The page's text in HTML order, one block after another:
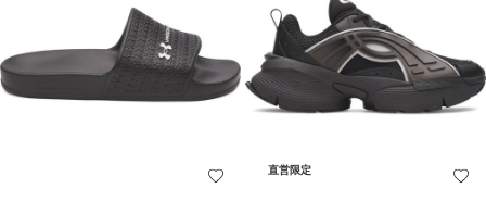
直営限定